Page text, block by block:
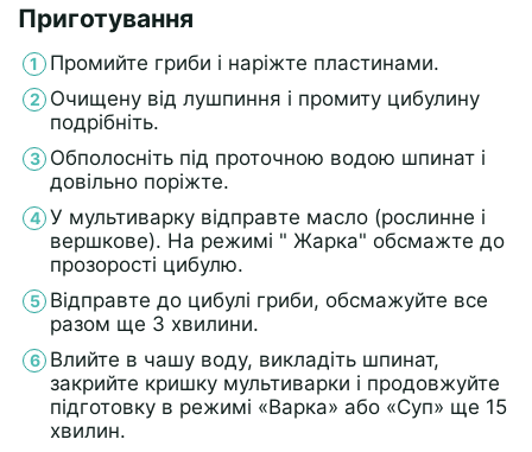
Приготування
Промийте гриби і наріжте пластинами.
Очищену від лушпиння і промиту цибулину
подрібніть.
Обполосніть під проточною водою шпинат і
довільно поріжте.
У мультиварку відправте масло (рослинне і
вершкове). На режимі " Жарка" обсмажте до
прозорості цибулю.
Відправте до цибулі гриби, обсмажуйте все
разом ще 3 хвилини.
Влийте в чашу воду, викладіть шпинат,
закрийте кришку мультиварки і продовжуйте
підготовку в режимі «Варка» або «Суп» ще 15
хвилин.